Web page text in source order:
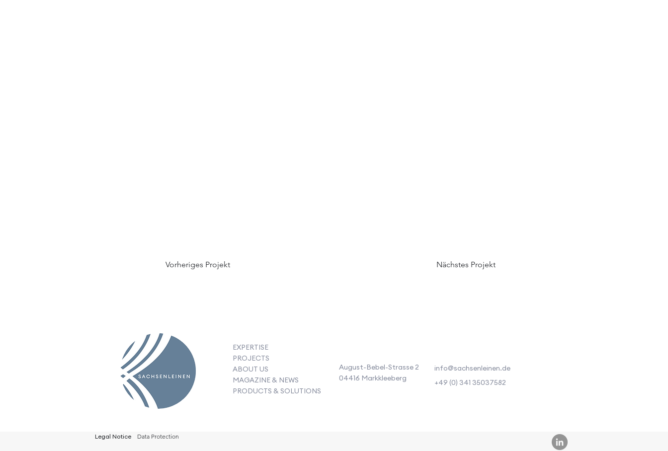
Vorheriges Projekt Nächstes Projekt
EXPERTISE
PROJECTS
ABOUT US
MAGAZINE & NEWS
PRODUCTS & SOLUTIONS
August-Bebel-Strasse 2
04416 Markkleeberg
info@sachsenleinen.de
+49 (0) 341 35037582
Legal Notice Data Protection